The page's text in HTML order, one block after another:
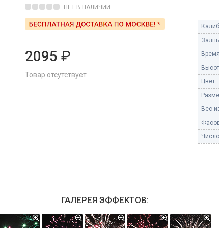
наземные
и огонь
Бенгальские огни малые
Бенгальские огни большие
Фонтаны
Фонтаны в торт (холодные)
Фонтаны сценические
Фестивальные шары
НЕТ В НАЛИЧИИ
2095 ₽
Товар отсутствует
Цвет:
Вес
ГАЛЕРЕЯ ЭФФЕКТОВ: